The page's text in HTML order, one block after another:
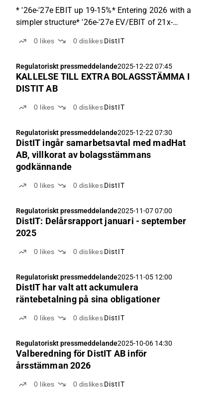
* '26e-'27e EBIT up 19-15%* Entering 2026 with a
simpler structure* '26e-'27e EV/EBIT of 21x-
capitalisation has changed significantly following
net debt...
0 likes 0 dislikes DistIT
Regulatoriskt pressmeddelande2025-12-22 07:45
KALLELSE TILL EXTRA BOLAGSSTÄMMA I
DISTIT AB
0 likes 0 dislikes DistIT
Regulatoriskt pressmeddelande2025-12-22 07:30
DistIT ingår samarbetsavtal med madHat
AB, villkorat av bolagsstämmans
godkännande
0 likes 0 dislikes DistIT
Regulatoriskt pressmeddelande2025-11-07 07:00
DistIT: Delårsrapport januari - september
2025
0 likes 0 dislikes DistIT
Regulatoriskt pressmeddelande2025-11-05 12:00
DistIT har valt att ackumulera
räntebetalning på sina obligationer
0 likes 0 dislikes DistIT
Regulatoriskt pressmeddelande2025-10-06 14:30
Valberedning för DistIT AB inför
årsstämman 2026
0 likes 0 dislikes DistIT